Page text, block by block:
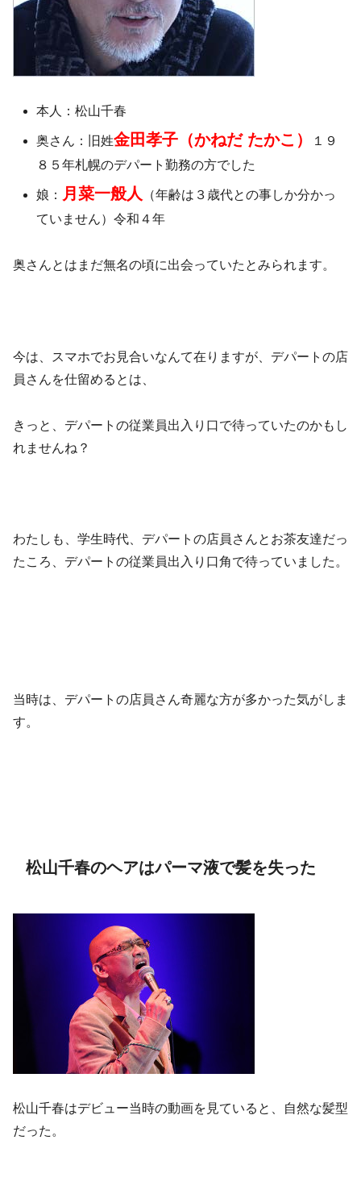
本人：松山千春
奥さん：旧姓金田孝子（かねだ たかこ）
１９
８５年札幌のデパート勤務の方でした
娘： 月菜一般人 （年齢は３歳代との事しか分かっ
ていません）令和４年
奥さんとはまだ無名の頃に出会っていたとみられます。
今は、スマホでお見合いなんて在りますが、デパートの店
員さんを仕留めるとは、
きっと、デパートの従業員出入り口で待っていたのかもし
れませんね？
わたしも、学生時代、デパートの店員さんとお茶友達だっ
たころ、デパートの従業員出入り口角で待っていました。
当時は、デパートの店員さん奇麗な方が多かった気がしま
す。
松山千春のヘアはパーマ液で髪を失った
松山千春はデビュー当時の動画を見ていると、自然な髪型
だった。